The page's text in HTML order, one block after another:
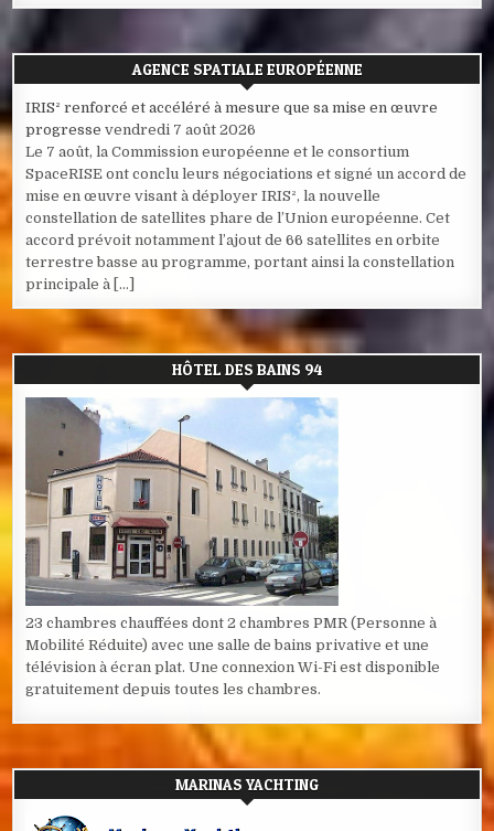
AGENCE SPATIALE EUROPÉENNE
IRIS² renforcé et accéléré à mesure que sa mise en œuvre
progresse vendredi 7 août 2026
Le 7 août, la Commission européenne et le consortium
SpaceRISE ont conclu leurs négociations et signé un accord de
mise en œuvre visant à déployer IRIS², la nouvelle
constellation de satellites phare de l’Union européenne. Cet
accord prévoit notamment l’ajout de 66 satellites en orbite
terrestre basse au programme, portant ainsi la constellation
principale à […]
HÔTEL DES BAINS 94
23 chambres chauffées dont 2 chambres PMR (Personne à
Mobilité Réduite) avec une salle de bains privative et une
télévision à écran plat. Une connexion Wi-Fi est disponible
gratuitement depuis toutes les chambres.
MARINAS YACHTING